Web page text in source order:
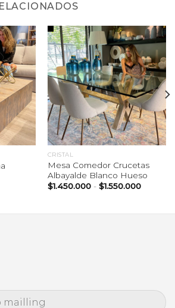
CRISTAL
Mesa Comedor Crucetas
Albayalde Blanco Hueso
$1.450.000 - $1.550.000Rango